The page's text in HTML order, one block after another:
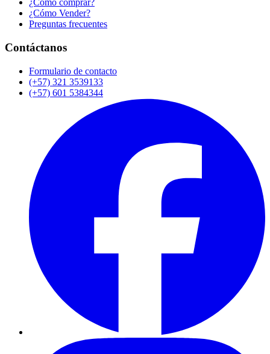
¿Cómo comprar?
¿Cómo Vender?
Preguntas frecuentes
Contáctanos
Formulario de contacto
(+57) 321 3539133
(+57) 601 5384344